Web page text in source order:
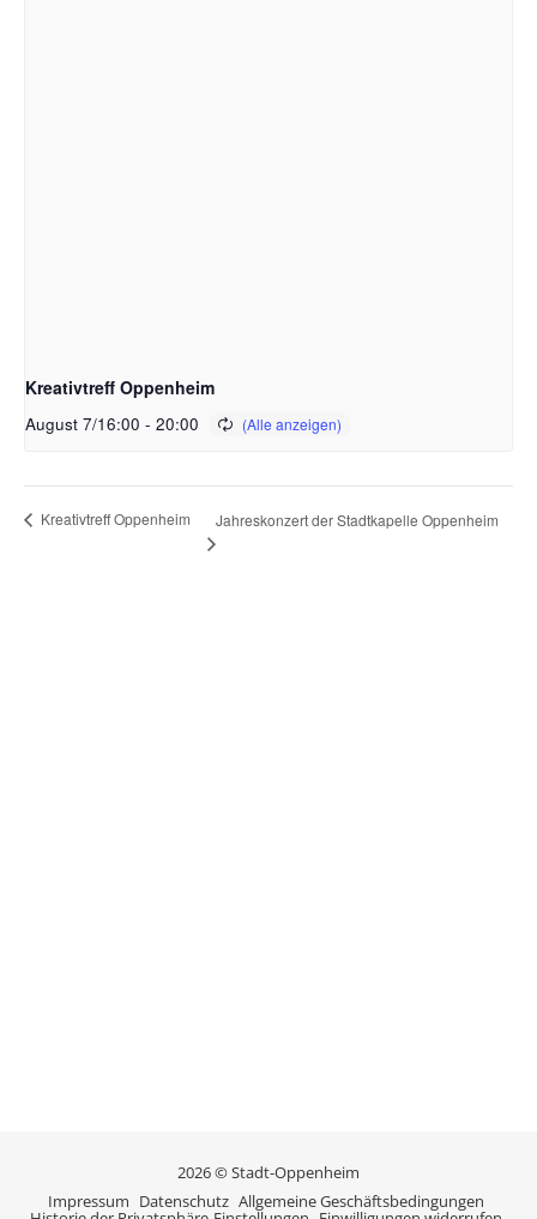
Kreativtreff Oppenheim
August 7/16:00 - 20:00
Kreativtreff Oppenheim Jahreskonzert der Stadtkapelle Oppenheim
2026 © Stadt-Oppenheim
Impressum Datenschutz Allgemeine Geschäftsbedingungen